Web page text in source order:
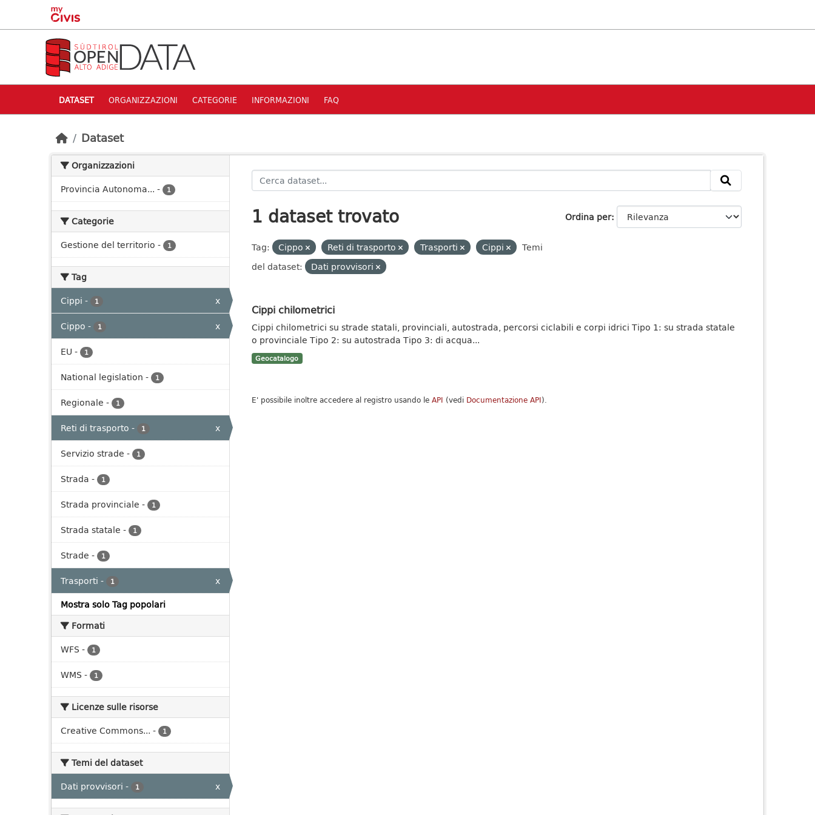
Skip to main content
DATASET ORGANIZZAZIONI CATEGORIE INFORMAZIONI FAQ
Dataset
Organizzazioni
Provincia Autonoma... - 1
Categorie
Gestione del territorio - 1
Tag
Cippi - 1
x
Cippo - 1
x
EU - 1
National legislation - 1
Regionale - 1
Reti di trasporto - 1
x
Servizio strade - 1
Strada - 1
Strada provinciale - 1
Strada statale - 1
Strade - 1
Trasporti - 1
x
Mostra solo Tag popolari
Formati
WFS - 1
WMS - 1
Licenze sulle risorse
Creative Commons... - 1
Temi del dataset
Dati provvisori - 1 x
Ordina per
1 dataset trovato
Tag: Cippo Reti di trasporto Trasporti Cippi
Temi
del dataset:
Dati provvisori
Cippi chilometrici
Cippi chilometrici su strade statali, provinciali, autostrada, percorsi ciclabili e corpi idrici Tipo 1: su strada statale
o provinciale Tipo 2: su autostrada Tipo 3: di acqua...
Geocatalogo
E' possibile inoltre accedere al registro usando le API (vedi Documentazione API).